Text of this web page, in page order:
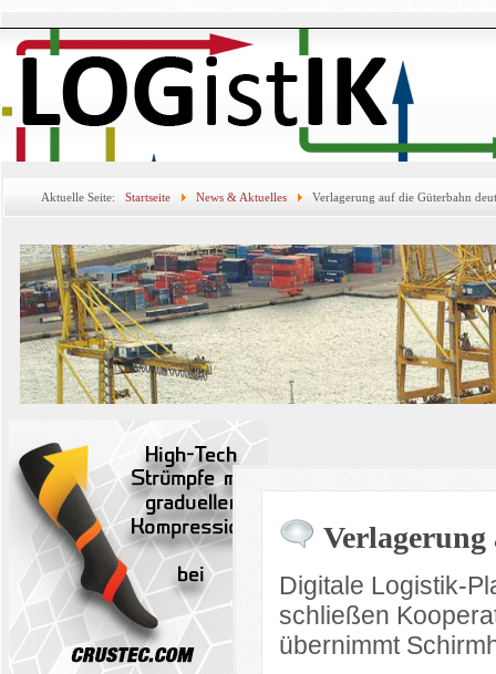
Aktuelle Seite: Startseite News & Aktuelles Verlagerung auf die Güterbahn
Digitale Logistik-
schließen
übernimmt